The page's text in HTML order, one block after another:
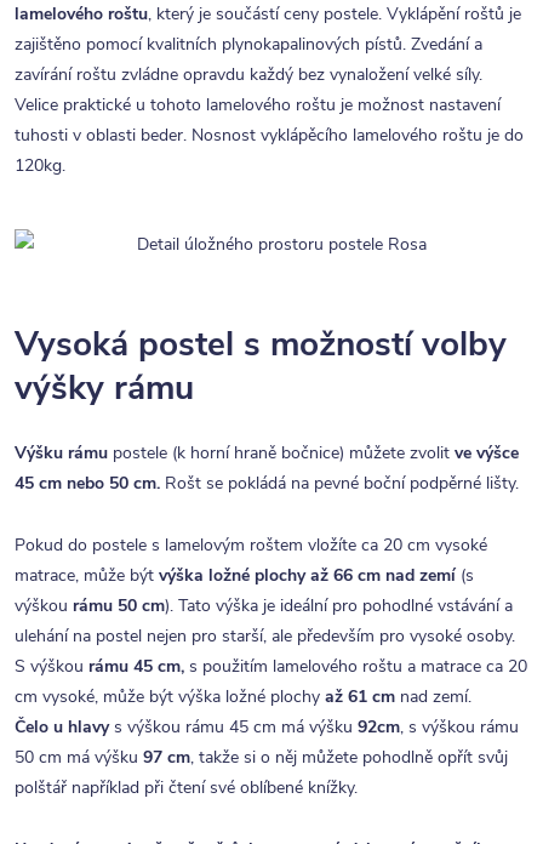
lamelového roštu, který je součástí ceny postele. Vyklápění roštů je
zajištěno pomocí kvalitních plynokapalinových pístů. Zvedání a
zavírání roštu zvládne opravdu každý bez vynaložení velké síly.
Velice praktické u tohoto lamelového roštu je možnost nastavení
tuhosti v oblasti beder. Nosnost vyklápěcího lamelového roštu je do
120kg.
Vysoká postel s možností volby
výšky rámu
Výšku rámu postele (k horní hraně bočnice) můžete zvolit ve výšce
45 cm nebo 50 cm. Rošt se pokládá na pevné boční podpěrné lišty.
Pokud do postele s lamelovým roštem vložíte ca 20 cm vysoké
matrace, může být výška ložné plochy až 66 cm nad zemí (s
výškou rámu 50 cm). Tato výška je ideální pro pohodlné vstávání a
ulehání na postel nejen pro starší, ale především pro vysoké osoby.
S výškou rámu 45 cm, s použitím lamelového roštu a matrace ca 20
cm vysoké, může být výška ložné plochy až 61 cm nad zemí.
Čelo u hlavys výškou rámu 45 cm má výšku 92cm, s výškou rámu
50 cm má výšku 97 cm, takže si o něj můžete pohodlně opřít svůj
polštář například při čtení své oblíbené knížky.